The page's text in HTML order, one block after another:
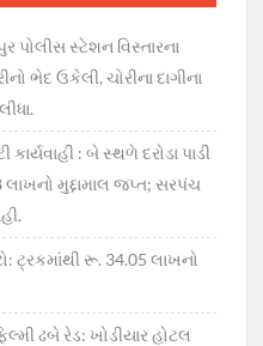
પોલીસ સ્ટેશન વિસ્તારના
ભેદ ઉકેલી, ચોરીના દાગીના
: બે સ્થળે દરોડા પાડી
મુદ્દામાલ જપ્ત; સરપંચ
ટ્રકમાંથી રૂ. 34.05 લાખનો
ઢબે રેડ: ખોડીયાર હોટલ